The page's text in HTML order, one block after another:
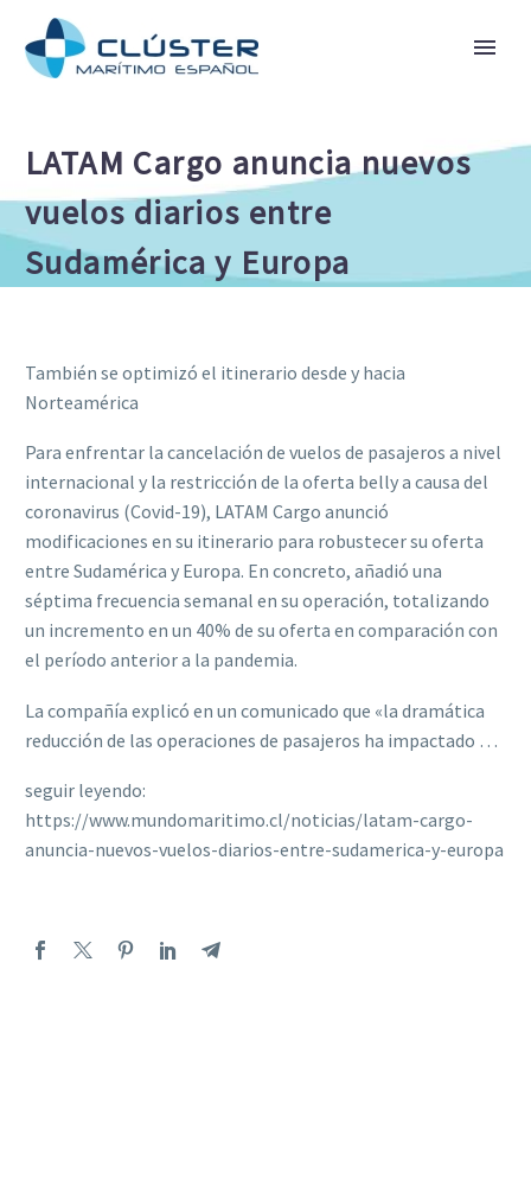
LATAM Cargo anuncia nuevos
vuelos diarios entre
Sudamérica y Europa
También se optimizó el itinerario desde y hacia
Norteamérica
Para enfrentar la cancelación de vuelos de pasajeros a nivel
internacional y la restricción de la oferta belly a causa del
coronavirus (Covid-19), LATAM Cargo anunció
modificaciones en su itinerario para robustecer su oferta
entre Sudamérica y Europa. En concreto, añadió una
séptima frecuencia semanal en su operación, totalizando
un incremento en un 40% de su oferta en comparación con
el período anterior a la pandemia.
La compañía explicó en un comunicado que «la dramática
reducción de las operaciones de pasajeros ha impactado …
seguir leyendo:
https://www.mundomaritimo.cl/noticias/latam-cargo-
anuncia-nuevos-vuelos-diarios-entre-sudamerica-y-europa